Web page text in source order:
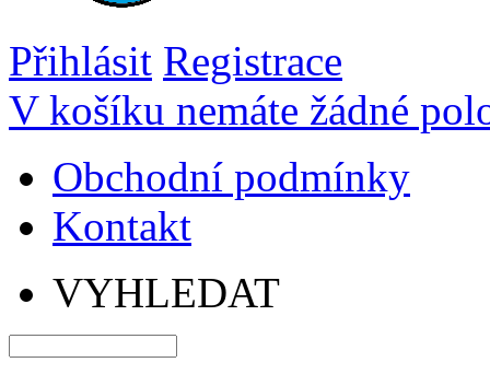
Přihlásit Registrace
V košíku nemáte žádné
Obchodní podmínky
Kontakt
VYHLEDAT